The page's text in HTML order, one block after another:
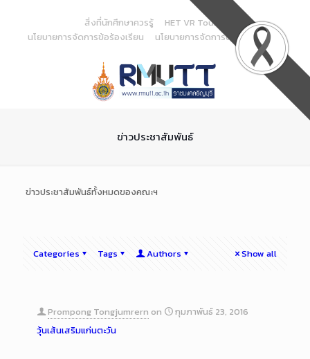
Content
สิ่งที่นักศึกษาควรรู้
HET VR Tour
นโยบายการจัดการข้อร้องเรียน
นโยบายการจัดการด้านสารสนเทศ
ข่าวประชาสัมพันธ์
ข่าวประชาสัมพันธ์ทั้งหมดของคณะฯ
Categories Tags Authors Show all
Prompong Tongjumrern on
กุมภาพันธ์ 23, 2016
วุ้นเส้นเสริมแก่นตะวัน